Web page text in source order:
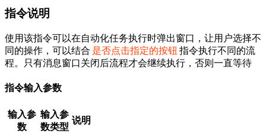
指令说明
使用该指令可以在自动化任务执行时弹出窗口，让用户选择不
同的操作，可以结合 是否点击指定的按钮 指令执行不同的流
程。只有消息窗口关闭后流程才会继续执行，否则一直等待
指令输入参数
输入参
数
输入参
数类型
说明